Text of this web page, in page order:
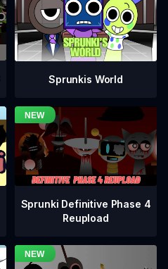
Sprunkis World
Sprunki Definitive Phase 4
Reupload